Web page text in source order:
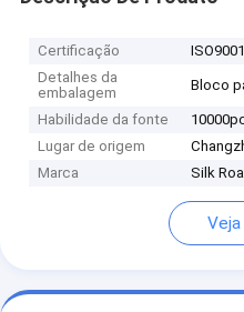
Certificação
Detalhes da
embalagem
Bloco
Habilidade da fonte
Lugar de origem
Marca
Silk
Veja